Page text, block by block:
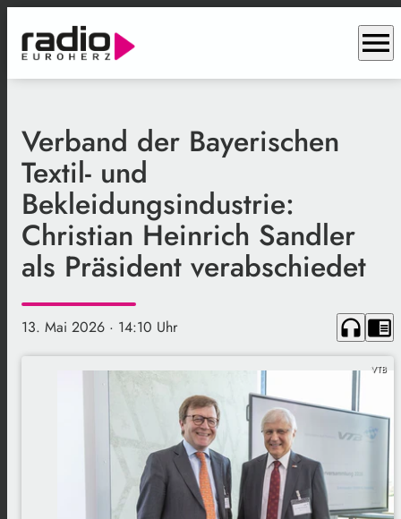
menu
Verband der Bayerischen
Textil- und
Bekleidungsindustrie:
Christian Heinrich Sandler
als Präsident verabschiedet
13. Mai 2026 · 14:10 Uhr headphones chrome_reader_mode
VTB